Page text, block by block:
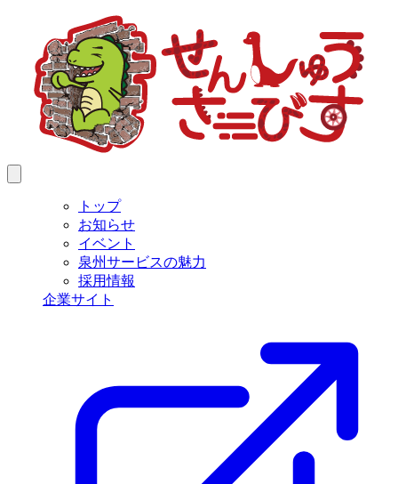
トップ
お知らせ
イベント
泉州サービスの魅力
採用情報
企業サイト